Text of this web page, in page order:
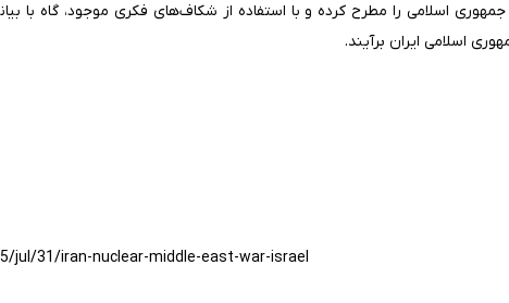
اسلامی را مطرح کرده و با استفاده از شکاف‌های فکری موجود، گاه با
اسلامی ایران برآیند.
jul/31/iran-nuclear-middle-east-war-israel